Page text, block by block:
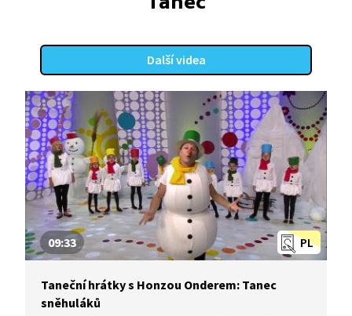
Další videa
PL
09:33
Taneční hrátky s Honzou Onderem: Tanec
sněhuláků